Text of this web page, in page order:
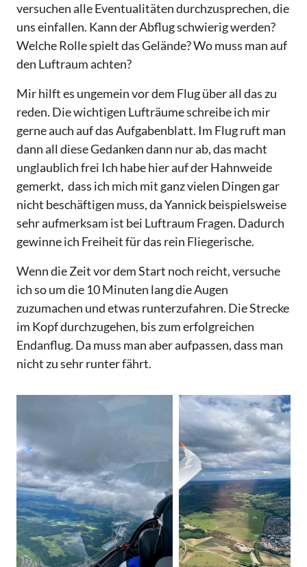
versuchen alle Eventualitäten durchzusprechen, die
uns einfallen. Kann der Abflug schwierig werden?
Welche Rolle spielt das Gelände? Wo muss man auf
den Luftraum achten?
Mir hilft es ungemein vor dem Flug über all das zu
reden. Die wichtigen Lufträume schreibe ich mir
gerne auch auf das Aufgabenblatt. Im Flug ruft man
dann all diese Gedanken dann nur ab, das macht
unglaublich frei Ich habe hier auf der Hahnweide
gemerkt, dass ich mich mit ganz vielen Dingen gar
nicht beschäftigen muss, da Yannick beispielsweise
sehr aufmerksam ist bei Luftraum Fragen. Dadurch
gewinne ich Freiheit für das rein Fliegerische.
Wenn die Zeit vor dem Start noch reicht, versuche
ich so um die 10 Minuten lang die Augen
zuzumachen und etwas runterzufahren. Die Strecke
im Kopf durchzugehen, bis zum erfolgreichen
Endanflug. Da muss man aber aufpassen, dass man
nicht zu sehr runter fährt.